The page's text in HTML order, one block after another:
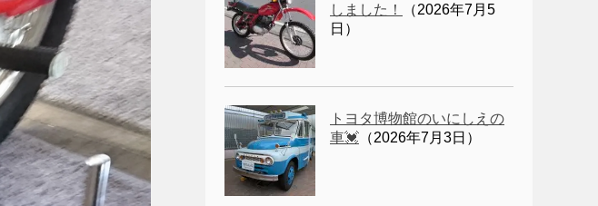
しました！
（2026年7月5
日）
トヨタ博物館のいにしえの
車💓 （2026年7月3日）